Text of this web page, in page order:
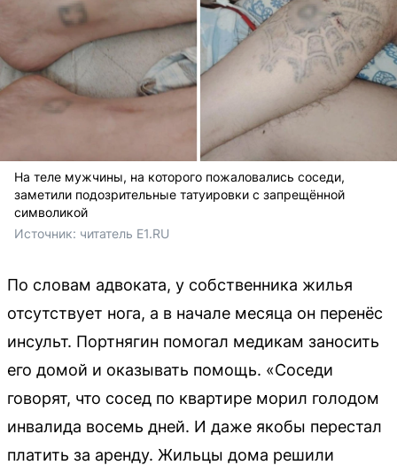
На теле мужчины, на которого пожаловались соседи,
заметили подозрительные татуировки с запрещённой
символикой
Источник: читатель Е1.RU
По словам адвоката, у собственника жилья
отсутствует нога, а в начале месяца он перенёс
инсульт. Портнягин помогал медикам заносить
его домой и оказывать помощь. «Соседи
говорят, что сосед по квартире морил голодом
инвалида восемь дней. И даже якобы перестал
платить за аренду. Жильцы дома решили